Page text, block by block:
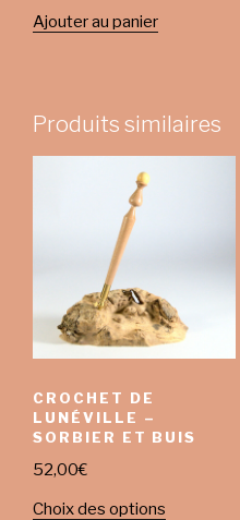
Ajouter au panier
Produits similaires
CROCHET DE
LUNÉVILLE –
SORBIER ET BUIS
52,00€
Choix des options